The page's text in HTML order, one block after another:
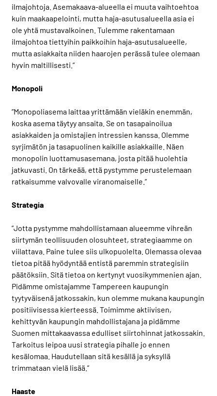
ilmajohtoja. Asemakaava-alueella ei muuta vaihtoehtoa
kuin maakaapelointi, mutta haja-asutusalueella asia ei
ole yhtä mustavalkoinen. Tulemme rakentamaan
ilmajohtoa tiettyihin paikkoihin haja-asutusalueelle,
mutta asiakkaita niiden haarojen perässä tulee olemaan
hyvin maltillisesti.”
Monopoli
”Monopoliasema laittaa yrittämään vieläkin enemmän,
koska asema täytyy ansaita. Se on tasapainoilua
asiakkaiden ja omistajien intressien kanssa. Olemme
syrjimätön ja tasapuolinen kaikille asiakkaille. Näen
monopolin luottamusasemana, josta pitää huolehtia
jatkuvasti. On tärkeää, että pystymme perustelemaan
ratkaisumme valvovalle viranomaiselle.”
Strategia
”Jotta pystymme mahdollistamaan alueemme vihreän
siirtymän teollisuuden olosuhteet, strategiaamme on
viilattava. Paine tulee siis ulkopuolelta. Olemassa olevaa
tietoa pitää hyödyntää entistä paremmin strategisiin
päätöksiin. Sitä tietoa on kertynyt vuosikymmenien ajan.
Pidämme omistajamme Tampereen kaupungin
tyytyväisenä jatkossakin, kun olemme mukana kaupungin
positiivisessa kierteessä. Toimimme aktiivisen,
kehittyvän kaupungin mahdollistajana ja pidämme
Suomen mittakaavassa edulliset siirtohinnat jatkossakin.
Tarkoitus leipoa uusi strategia pihalle jo ennen
kesälomaa. Haudutellaan sitä kesällä ja syksyllä
trimmataan vielä lisää.”
Haaste